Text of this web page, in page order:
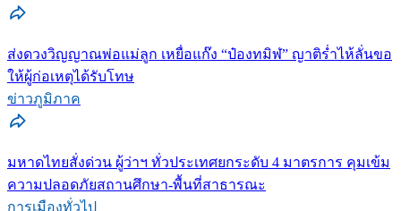
ส่งดวงวิญญาณพ่อแม่ลูก เหยื่อแก๊ง “ป๋องทมิฬ” ญาติร่ำไห้ลั่นขอ
ให้ผู้ก่อเหตุได้รับโทษ
ข่าวภูมิภาค
มหาดไทยสั่งด่วน ผู้ว่าฯ ทั่วประเทศยกระดับ 4 มาตรการ คุมเข้ม
ความปลอดภัยสถานศึกษา-พื้นที่สาธารณะ
การเมืองทั่วไป